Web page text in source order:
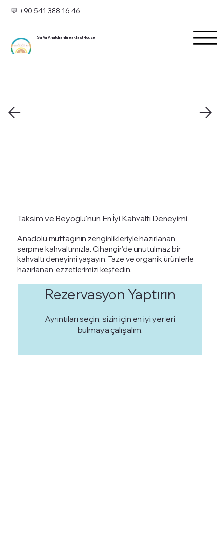
💬 +90 541 388 16 46
Sa Va Anatolian Breakfast House
Taksim ve Beyoğlu'nun En İyi Kahvaltı Deneyimi
Anadolu mutfağının zenginlikleriyle hazırlanan
serpme kahvaltımızla, Cihangir'de unutulmaz bir
kahvaltı deneyimi yaşayın. Taze ve organik ürünlerle
hazırlanan lezzetlerimizi keşfedin.
Rezervasyon Yaptırın
Ayrıntıları seçin, sizin için en iyi yerleri
bulmaya çalışalım.